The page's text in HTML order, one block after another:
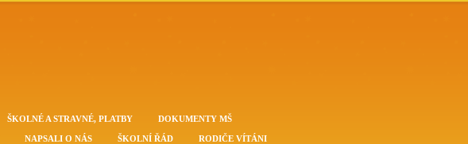
ŠKOLNÉ A STRAVNÉ, PLATBY DOKUMENTY MŠ
NAPSALI O NÁS ŠKOLNÍ ŘÁD RODIČE VÍTÁNI